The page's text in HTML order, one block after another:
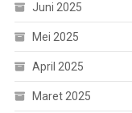
Juni 2025
Mei 2025
April 2025
Maret 2025